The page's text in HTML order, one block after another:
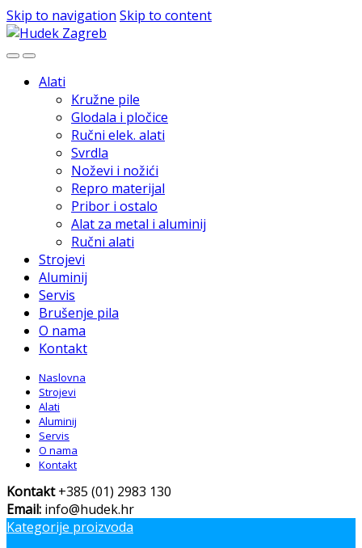
Skip to navigation Skip to content
Alati
Kružne pile
Glodala i pločice
Ručni elek. alati
Svrdla
Noževi i nožići
Repro materijal
Pribor i ostalo
Alat za metal i aluminij
Ručni alati
Strojevi
Aluminij
Servis
Brušenje pila
O nama
Kontakt
Naslovna
Strojevi
Alati
Aluminij
Servis
O nama
Kontakt
Kontakt+385 (01) 2983 130
Email: info@hudek.hr
Kategorije proizvoda